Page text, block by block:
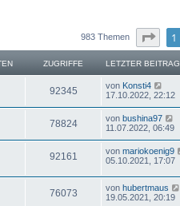
983 Themen Seite1
ZUGRIFFE LETZTER BEITRAG
92345 von Konsti4
17.10.2022, 22:12
78824 von bushina97
11.07.2022, 06:49
92161 von mariokoenig9
05.10.2021, 17:07
76073 von hubertmaus
19.05.2021, 20:19